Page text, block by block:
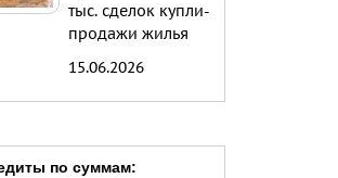
тыс. сделок купли-
продажи жилья
15.06.2026
по суммам: